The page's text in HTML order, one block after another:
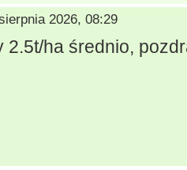
2026, 08:29
2.5t/ha średnio,